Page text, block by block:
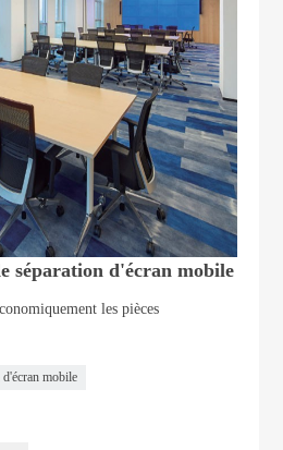
séparation d'écran mobile
les pièces
mobile